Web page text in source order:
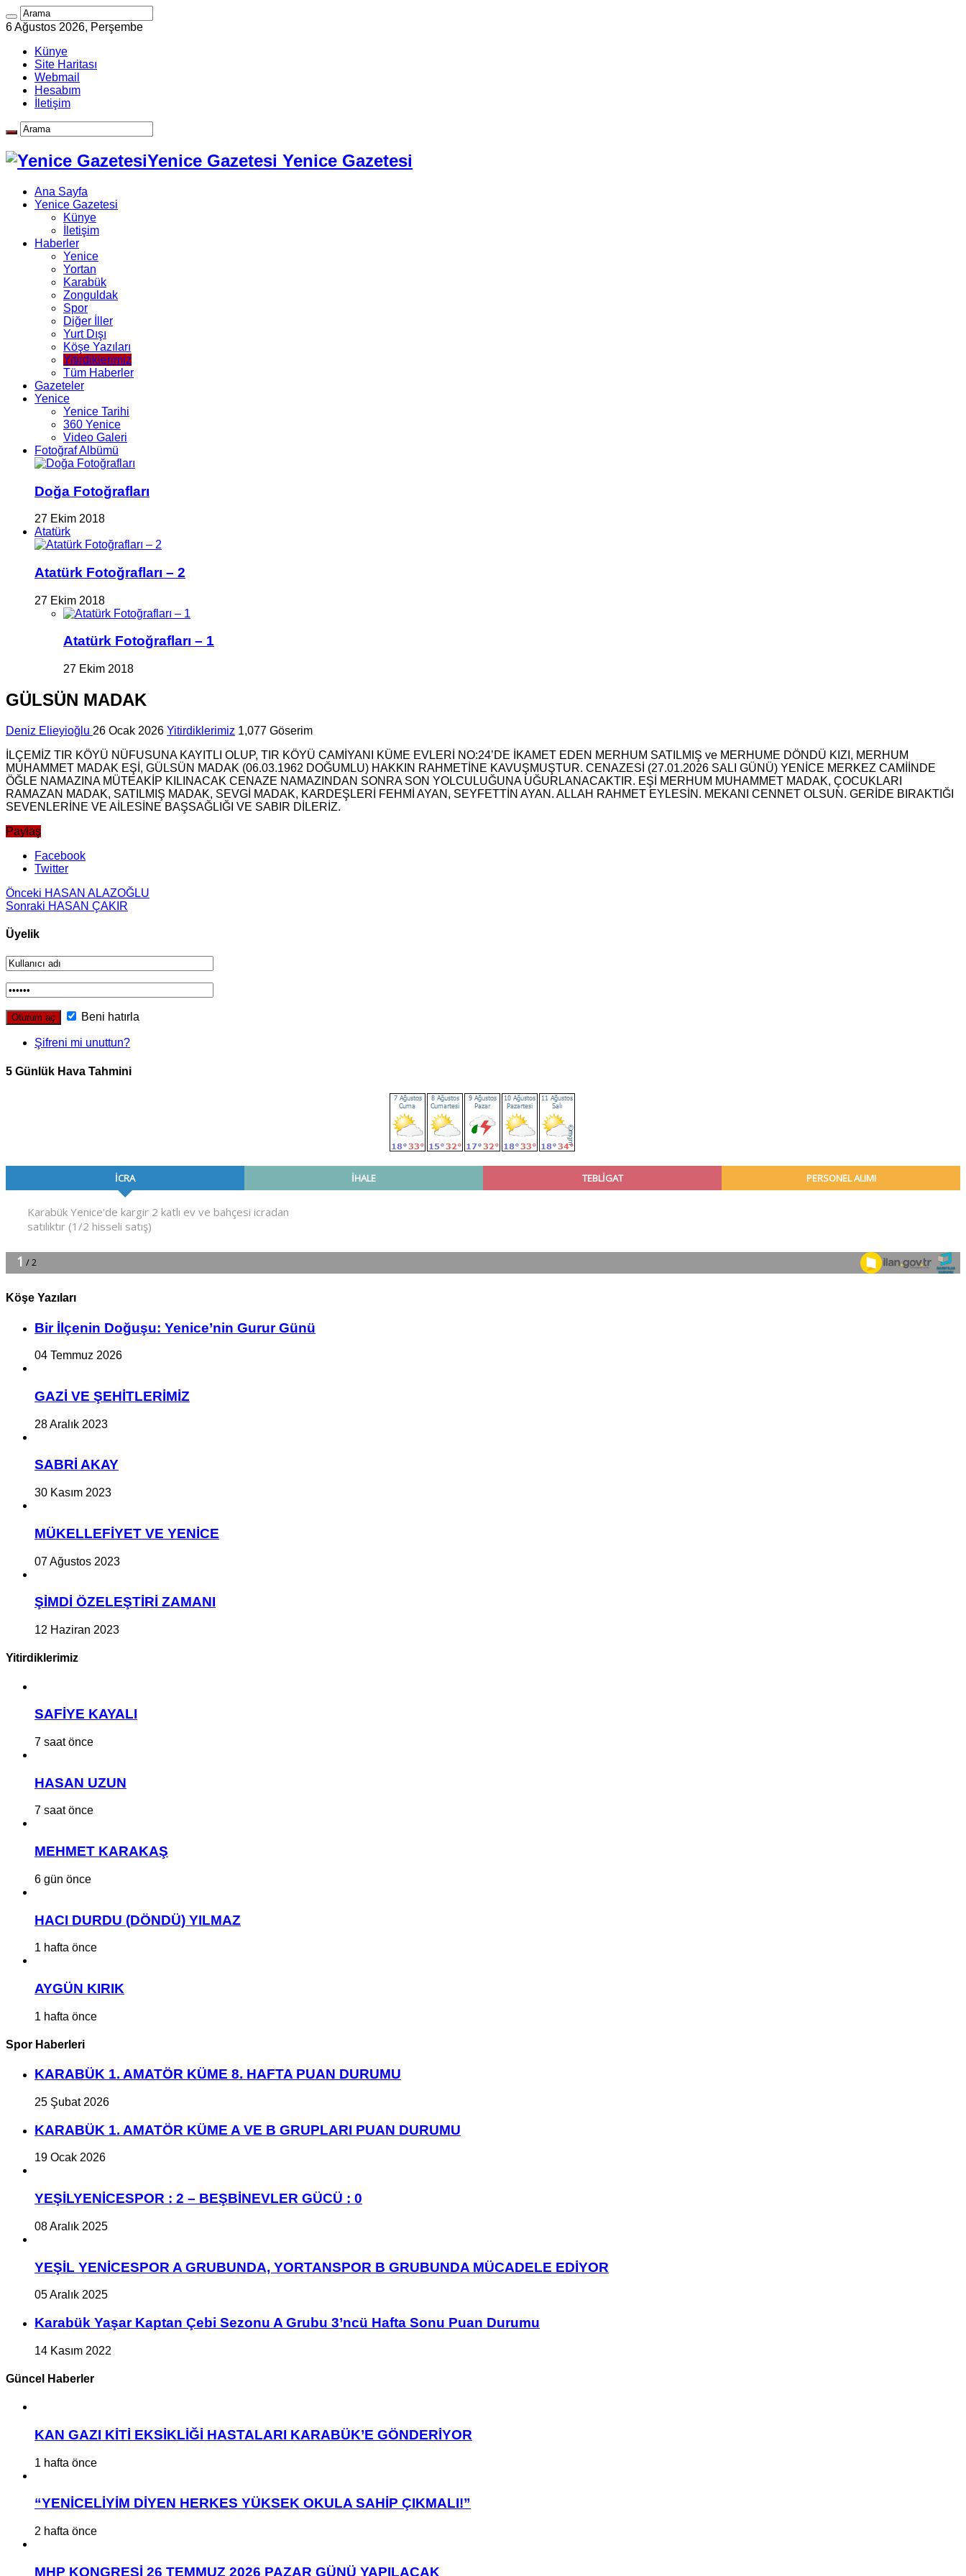
6 Ağustos 2026, Perşembe
Künye
Site Haritası
Webmail
Hesabım
İletişim
Yenice Gazetesi Yenice Gazetesi
Ana Sayfa
Yenice Gazetesi
Künye
İletişim
Haberler
Yenice
Yortan
Karabük
Zonguldak
Spor
Diğer İller
Yurt Dışı
Köşe Yazıları
Yitirdiklerimiz
Tüm Haberler
Gazeteler
Yenice
Yenice Tarihi
360 Yenice
Video Galeri
Fotoğraf Albümü
Doğa Fotoğrafları
27 Ekim 2018
Atatürk
Atatürk Fotoğrafları – 2
27 Ekim 2018
Atatürk Fotoğrafları – 1
27 Ekim 2018
GÜLSÜN MADAK
Deniz Elieyioğlu 26 Ocak 2026 Yitirdiklerimiz 1,077 Göserim
İLÇEMİZ TIR KÖYÜ NÜFUSUNA KAYITLI OLUP, TIR KÖYÜ CAMİYANI KÜME EVLERİ NO:24’DE İKAMET EDEN MERHUM SATILMIŞ ve MERHUME DÖNDÜ KIZI, MERHUM
MUHAMMET MADAK EŞİ, GÜLSÜN MADAK (06.03.1962 DOĞUMLU) HAKKIN RAHMETİNE KAVUŞMUŞTUR. CENAZESİ (27.01.2026 SALI GÜNÜ) YENİCE MERKEZ CAMİİNDE
ÖĞLE NAMAZINA MÜTEAKİP KILINACAK CENAZE NAMAZINDAN SONRA SON YOLCULUĞUNA UĞURLANACAKTIR. EŞİ MERHUM MUHAMMET MADAK, ÇOCUKLARI
RAMAZAN MADAK, SATILMIŞ MADAK, SEVGİ MADAK, KARDEŞLERİ FEHMİ AYAN, SEYFETTİN AYAN. ALLAH RAHMET EYLESİN. MEKANI CENNET OLSUN. GERİDE BIRAKTIĞI
SEVENLERİNE VE AİLESİNE BAŞSAĞLIĞI VE SABIR DİLERİZ.
Paylaş
Facebook
Twitter
Önceki HASAN ALAZOĞLU
Sonraki HASAN ÇAKIR
Üyelik
Beni hatırla
Şifreni mi unuttun?
5 Günlük Hava Tahmini
Köşe Yazıları
Bir İlçe­nin Do­ğu­şu: Ye­ni­ce’nin Gurur Günü
04 Temmuz 2026
GAZİ VE ŞEHİTLERİMİZ
28 Aralık 2023
SABRİ AKAY
30 Kasım 2023
MÜKELLEFİYET VE YENİCE
07 Ağustos 2023
ŞİMDİ ÖZELEŞTİRİ ZAMANI
12 Haziran 2023
Yitirdiklerimiz
SAFİYE KAYALI
7 saat önce
HASAN UZUN
7 saat önce
MEHMET KARAKAŞ
6 gün önce
HACI DURDU (DÖNDÜ) YILMAZ
1 hafta önce
AYGÜN KIRIK
1 hafta önce
Spor Haberleri
KARABÜK 1. AMATÖR KÜME 8. HAFTA PUAN DURUMU
25 Şubat 2026
KARABÜK 1. AMATÖR KÜME A VE B GRUPLARI PUAN DURUMU
19 Ocak 2026
YEŞİLYENİCESPOR : 2 – BEŞBİNEVLER GÜCÜ : 0
08 Aralık 2025
YEŞİL YENİCESPOR A GRUBUNDA, YORTANSPOR B GRUBUNDA MÜCADELE EDİYOR
05 Aralık 2025
Karabük Yaşar Kaptan Çebi Sezonu A Grubu 3’ncü Hafta Sonu Puan Durumu
14 Kasım 2022
Güncel Haberler
KAN GAZI KİTİ EKSİKLİĞİ HASTALARI KARABÜK’E GÖNDERİYOR
1 hafta önce
“YENİCELİYİM DİYEN HERKES YÜKSEK OKULA SAHİP ÇIKMALI!”
2 hafta önce
MHP KONGRESİ 26 TEMMUZ 2026 PAZAR GÜNÜ YAPILACAK